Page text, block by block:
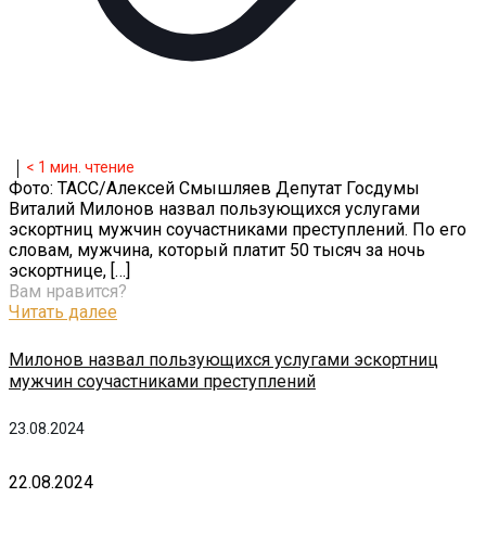
23.08.2024
Милонов назвал пользующихся услугами эскортниц
мужчин соучастниками преступлений
< 1 мин. чтение
Фото: ТАСС/Алексей Смышляев Депутат Госдумы
Виталий Милонов назвал пользующихся услугами
эскортниц мужчин соучастниками преступлений. По его
словам, мужчина, который платит 50 тысяч за ночь
эскортнице, […]
Вам нравится?
Читать далее
22.08.2024